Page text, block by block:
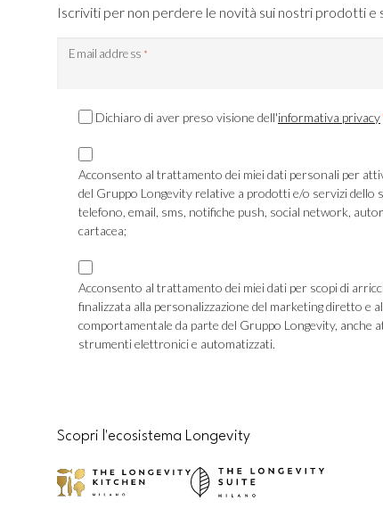
Iscriviti per non perdere le novità sui nostri prodotti e
Email address *
ConsensoDichiaro di aver preso visione dell'informativa privacy
Consenso
Marketing
TLS
Acconsento al trattamento dei miei dati personali per
del Gruppo Longevity relative a prodotti e/o servizi dello
telefono, email, sms, notifiche push, social network,
cartacea;
Consenso
Marketing
Profilazione
Acconsento al trattamento dei miei dati per scopi di
finalizzata alla personalizzazione del marketing diretto e alla pubblicità
comportamentale da parte del Gruppo Longevity, anche
strumenti elettronici e automatizzati.
Scopri l'ecosistema Longevity